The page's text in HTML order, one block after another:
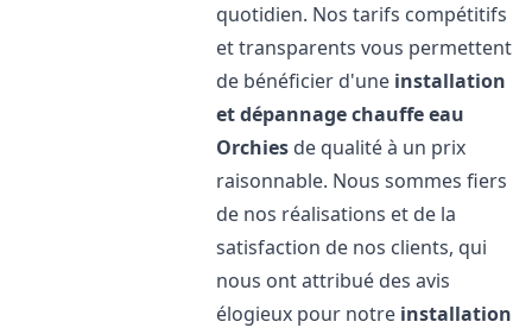
quotidien. Nos tarifs compétitifs
et transparents vous permettent
de bénéficier d'une installation
et dépannage chauffe eau
Orchies de qualité à un prix
raisonnable. Nous sommes fiers
de nos réalisations et de la
satisfaction de nos clients, qui
nous ont attribué des avis
élogieux pour notre installation